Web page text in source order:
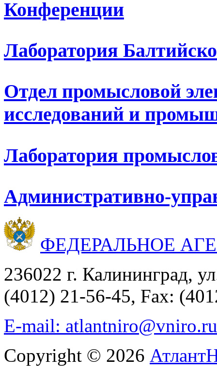
Конференции
Лаборатория
Отдел промысловой
исследований и
Лаборатория
Административно-
ФЕДЕРАЛЬНОЕ
236022 г. Калининград,
(4012) 21-56-45, Fax:
E-mail: atlantniro@vniro.ru
Copyright © 2026